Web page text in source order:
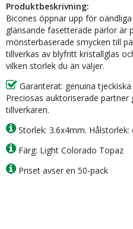
Produktbeskrivning:
Bicones öppnar upp för
glänsande fasetterade pärlor är
mönsterbaserade smycken till
tillverkas av blyfritt kristallglas
vilken storlek du än väljer.
Garanterat: genuina
Preciosas auktoriserade
tillverkaren.
Storlek: 3.6x4mm. Hålstorlek:
Färg: Light Colorado Topaz
Priset avser en 50-pack